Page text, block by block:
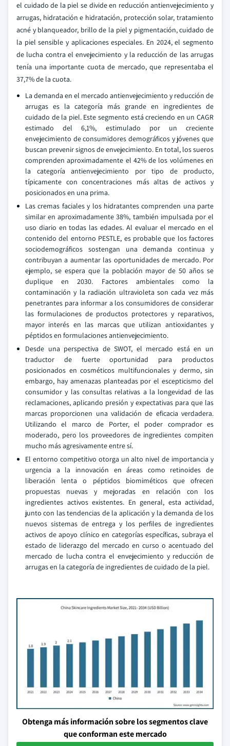
el cuidado de la piel se divide en reducción antienvejecimiento y
arrugas, hidratación e hidratación, protección solar, tratamiento
acné y blanqueador, brillo de la piel y pigmentación, cuidado de
la piel sensible y aplicaciones especiales. En 2024, el segmento
de lucha contra el envejecimiento y la reducción de las arrugas
tenía una importante cuota de mercado, que representaba el
37,7% de la cuota.
La demanda en el mercado antienvejecimiento y reducción de
arrugas es la categoría más grande en ingredientes de
cuidado de la piel. Este segmento está creciendo en un CAGR
estimado del 6,1%, estimulado por un creciente
envejecimiento de consumidores demográficos y jóvenes que
buscan prevenir signos de envejecimiento. En total, los sueros
comprenden aproximadamente el 42% de los volúmenes en
la categoría antienvejecimiento por tipo de producto,
típicamente con concentraciones más altas de activos y
posicionados en una prima.
Las cremas faciales y los hidratantes comprenden una parte
similar en aproximadamente 38%, también impulsada por el
uso diario en todas las edades. Al evaluar el mercado en el
contenido del entorno PESTLE, es probable que los factores
sociodemográficos sostengan una demanda continua y
contribuyan a aumentar las oportunidades de mercado. Por
ejemplo, se espera que la población mayor de 50 años se
duplique en 2030. Factores ambientales como la
contaminación y la radiación ultravioleta son cada vez más
penetrantes para informar a los consumidores de considerar
las formulaciones de productos protectores y reparativos,
mayor interés en las marcas que utilizan antioxidantes y
péptidos en formulaciones antienvejecimiento.
Desde una perspectiva de SWOT, el mercado está en un
traductor de fuerte oportunidad para productos
posicionados en cosméticos multifuncionales y dermo, sin
embargo, hay amenazas planteadas por el escepticismo del
consumidor y las consultas relativas a la longevidad de las
reclamaciones, aplicando presión y expectativas para que las
marcas proporcionen una validación de eficacia verdadera.
Utilizando el marco de Porter, el poder comprador es
moderado, pero los proveedores de ingredientes compiten
mucho más agresivamente entre sí.
El entorno competitivo otorga un alto nivel de importancia y
urgencia a la innovación en áreas como retinoides de
liberación lenta o péptidos biomiméticos que ofrecen
propuestas nuevas y mejoradas en relación con los
ingredientes activos existentes. En general, esta actividad,
junto con las tendencias de la aplicación y la demanda de los
nuevos sistemas de entrega y los perfiles de ingredientes
activos de apoyo clínico en categorías específicas, subraya el
estado de liderazgo del mercado en curso o acentuado del
mercado de lucha contra el envejecimiento y reducción de
arrugas en la categoría de ingredientes de cuidado de la piel.
Obtenga más información sobre los segmentos clave
que conforman este mercado